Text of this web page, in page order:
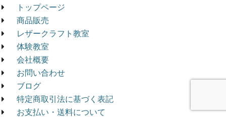
トップページ
商品販売
レザークラフト教室
体験教室
会社概要
お問い合わせ
ブログ
特定商取引法に基づく表記
お支払い・送料について